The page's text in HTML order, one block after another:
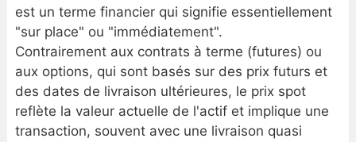
est un terme financier qui signifie essentiellement
"sur place" ou "immédiatement".
Contrairement aux contrats à terme (futures) ou
aux options, qui sont basés sur des prix futurs et
des dates de livraison ultérieures, le prix spot
reflète la valeur actuelle de l'actif et implique une
transaction, souvent avec une livraison quasi